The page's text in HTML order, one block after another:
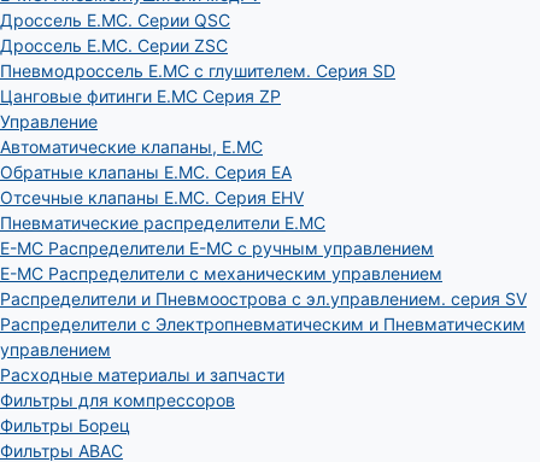
Дроссель E.MC. Серии QSC
Дроссель E.MC. Серии ZSC
Пневмодроссель E.MC с глушителем. Серия SD
Цанговые фитинги E.MC Серия ZP
Управление
Автоматические клапаны, Е.МС
Обратные клапаны E.MC. Серия EA
Отсечные клапаны E.MC. Серия EHV
Пневматические распределители E.MC
E-MC Распределители E-MC с ручным управлением
E-MC Распределители с механическим управлением
Распределители и Пневмоострова с эл.управлением. серия SV
Распределители с Электропневматическим и Пневматическим
управлением
Расходные материалы и запчасти
Фильтры для компрессоров
Фильтры Борец
Фильтры ABAC